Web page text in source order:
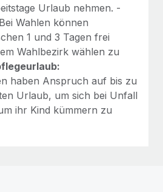
Urlaub nehmen. -
Bei Wahlen können
1 und 3 Tagen frei
Wahlbezirk wählen zu
haben Anspruch auf bis zu
Urlaub, um sich bei Unfall
ihr Kind kümmern zu